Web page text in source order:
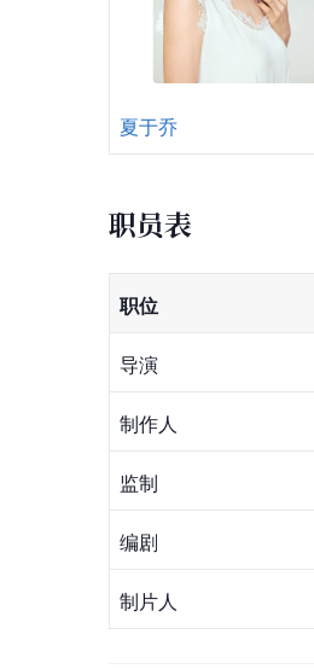
夏于乔
职员表
职位
导演
制作人
监制
编剧
制片人